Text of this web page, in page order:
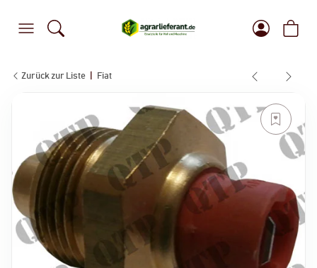
Zurück zur Liste Fiat